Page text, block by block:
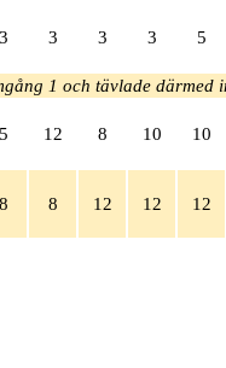
3 3 3 3 5
1 och tävlade därmed
5 12 8 10 10
8 8 12 12 12